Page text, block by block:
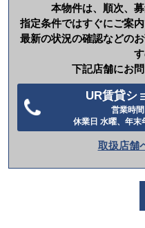
本物件は、順次、
指定条件ではすぐにご案
最新の状況の確認などの
す
下記店舗にお
UR賃貸シ
営業時
休業日 水曜、年
取扱店舗